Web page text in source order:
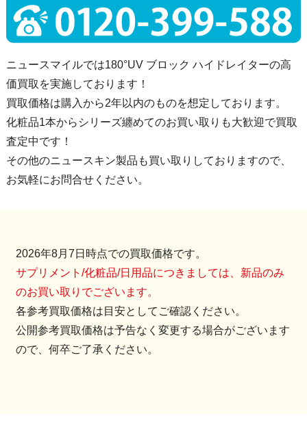
ニュースマイルでは180°UV ブロック ハイドレイターの高
価買取を実施しております！
買取価格は購入から2年以内のものを想定しております。
化粧品1本からシリーズ纏めてのお買い取りも大歓迎で買取
査定中です！
その他のニュースキン製品も買い取りしておりますので、
お気軽にお問合せください。
2026年8月7日時点での買取価格です。
サプリメント/化粧品/日用品につきましては、新品のみ
のお買い取りでございます。
各参考買取価格は目安としてご確認ください。
公開参考買取価格は予告なく変更する場合がございます
ので、何卒ご了承ください。